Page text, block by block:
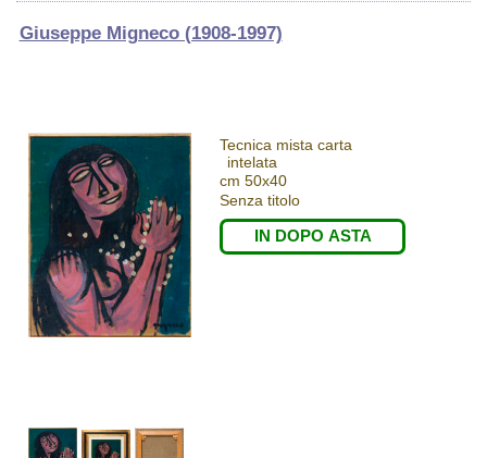
Giuseppe Migneco (1908-1997)
Tecnica mista carta
intelata
cm 50x40
Senza titolo
IN DOPO ASTA